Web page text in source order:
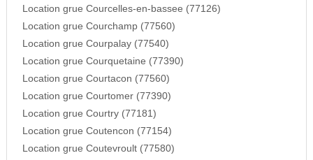
Location grue Courcelles-en-bassee (77126)
Location grue Courchamp (77560)
Location grue Courpalay (77540)
Location grue Courquetaine (77390)
Location grue Courtacon (77560)
Location grue Courtomer (77390)
Location grue Courtry (77181)
Location grue Coutencon (77154)
Location grue Coutevroult (77580)